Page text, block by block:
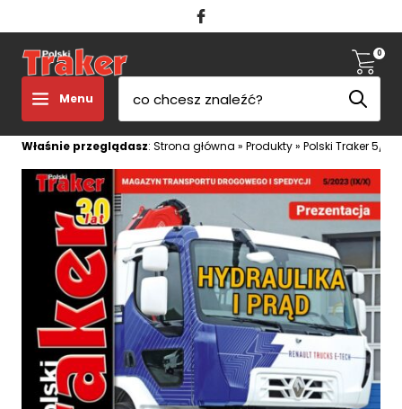
Menu
0
Właśnie przeglądasz: Strona główna » Produkty» Polski Traker 5/